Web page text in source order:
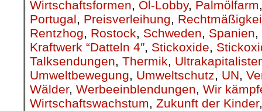
Wirtschaftsformen, Öl-Lobby, Palmölfarm
Portugal, Preisverleihung,
Rentzhog, Rostock, Schweden, Spanien,
Kraftwerk “Datteln 4″, Stickoxide,
Talksendungen, Thermik,
Umweltbewegung, Umweltschutz, UN,
Wälder, Werbeeinblendungen, Wir
Wirtschaftswachstum, Zukunft der Kinder